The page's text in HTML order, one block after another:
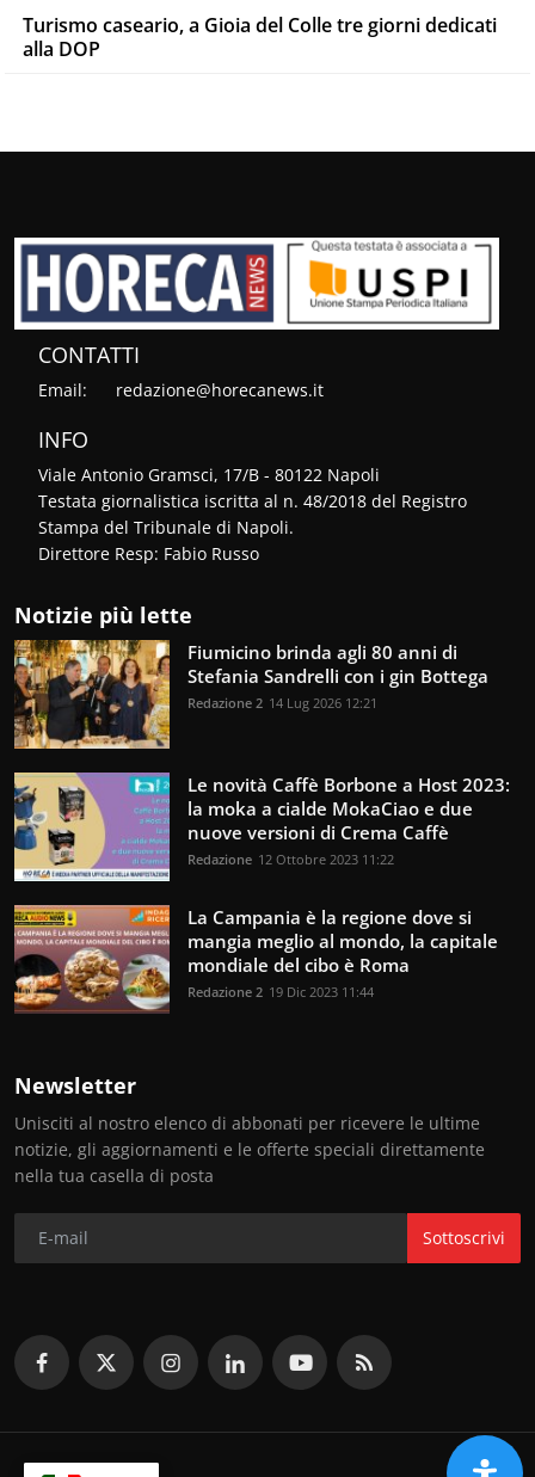
Turismo caseario, a Gioia del Colle tre giorni dedicati
alla DOP
CONTATTI
Email: redazione@horecanews.it
INFO
Viale Antonio Gramsci, 17/B - 80122 Napoli
Testata giornalistica iscritta al n. 48/2018 del Registro
Stampa del Tribunale di Napoli.
Direttore Resp: Fabio Russo
Notizie più lette
Fiumicino brinda agli 80 anni di
Stefania Sandrelli con i gin Bottega
Redazione 2 14 Lug 2026 12:21
Le novità Caffè Borbone a Host 2023:
la moka a cialde MokaCiao e due
nuove versioni di Crema Caffè
Redazione 12 Ottobre 2023 11:22
La Campania è la regione dove si
mangia meglio al mondo, la capitale
mondiale del cibo è Roma
Redazione 2 19 Dic 2023 11:44
Newsletter
Unisciti al nostro elenco di abbonati per ricevere le ultime
notizie, gli aggiornamenti e le offerte speciali direttamente
nella tua casella di posta
Sottoscrivi